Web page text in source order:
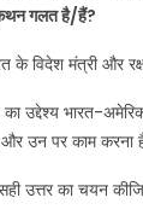
गलत है/हैं?
के विदेश मंत्री और
उद्देश्य भारत-
और उन पर काम करना
उत्तर का चयन